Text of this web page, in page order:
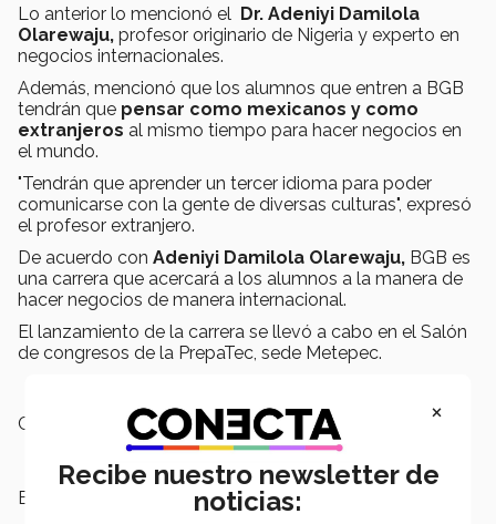
Lo anterior lo mencionó el Dr. Adeniyi Damilola
Olarewaju, profesor originario de Nigeria y experto en
negocios internacionales.
Además, mencionó que los alumnos que entren a BGB
tendrán que pensar como mexicanos y como
extranjeros al mismo tiempo para hacer negocios en
el mundo.
"Tendrán que aprender un tercer idioma para poder
comunicarse con la gente de diversas culturas", expresó
el profesor extranjero.
De acuerdo con Adeniyi Damilola Olarewaju, BGB es
una carrera que acercará a los alumnos a la manera de
hacer negocios de manera internacional.
El lanzamiento de la carrera se llevó a cabo en el Salón
de congresos de la PrepaTec, sede Metepec.
Campus: Toluca
Escuelas:
×
Recibe nuestro newsletter de
noticias: